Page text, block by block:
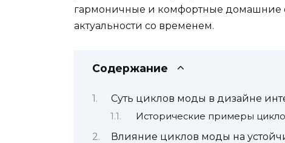
гармоничные и комфортные домашние
актуальности со временем.
Содержание
Суть циклов моды в дизайне
Исторические примеры
Влияние циклов моды на